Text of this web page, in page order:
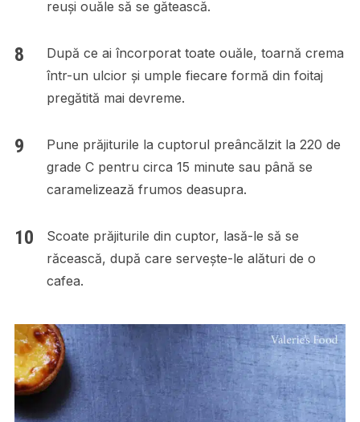
reuși ouăle să se gătească.
După ce ai încorporat toate ouăle, toarnă crema
într-un ulcior și umple fiecare formă din foitaj
pregătită mai devreme.
Pune prăjiturile la cuptorul preâncălzit la 220 de
grade C pentru circa 15 minute sau până se
caramelizează frumos deasupra.
Scoate prăjiturile din cuptor, lasă-le să se
răcească, după care servește-le alături de o
cafea.